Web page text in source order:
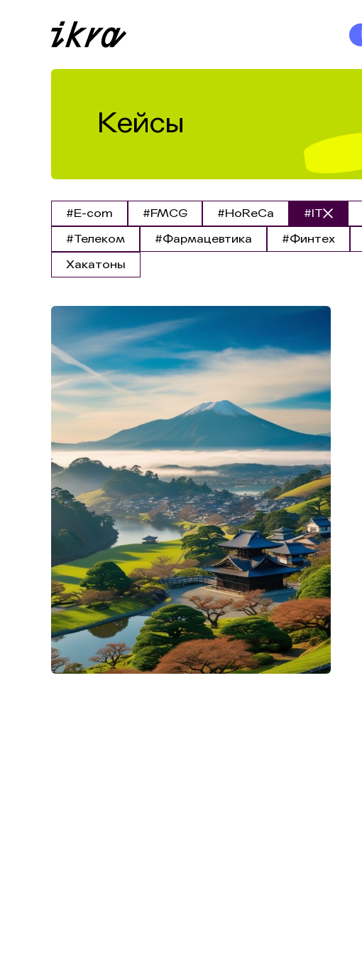
Кейсы
#E-com #FMCG #HoReCa #IT
#Телеком
#Фармацевтика #Финтех
Хакатоны